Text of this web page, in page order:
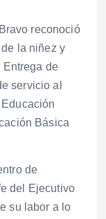
reconoció
la niñez y
Entrega de
servicio al
Básica
de
del Ejecutivo
su labor a lo